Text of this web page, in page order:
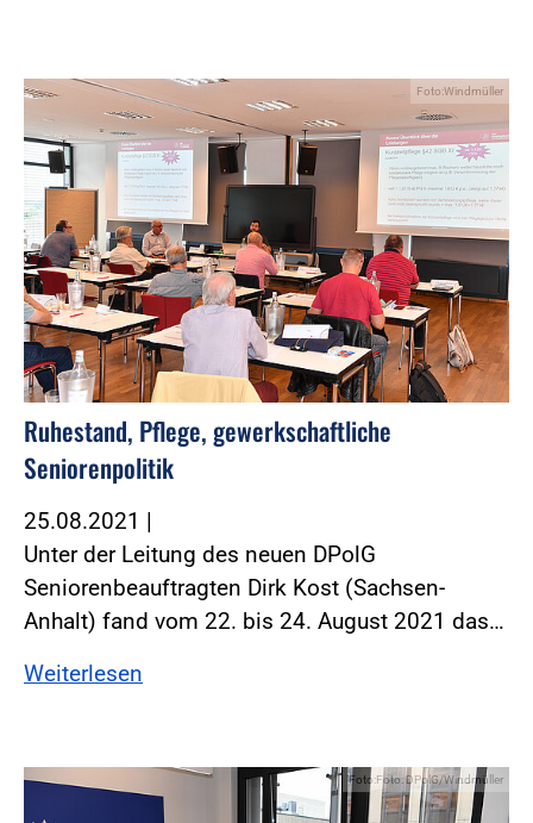
Foto:Windmüller
Ruhestand, Pflege, gewerkschaftliche
Seniorenpolitik
25.08.2021 |
Unter der Leitung des neuen DPolG
Seniorenbeauftragten Dirk Kost (Sachsen-
Anhalt) fand vom 22. bis 24. August 2021 das…
Weiterlesen
Foto:Foto: DPolG/Windmüller